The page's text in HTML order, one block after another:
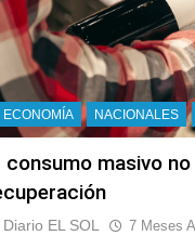
para consultar
obra teatral «Los
desvíos y operativo
ráfagas de viento:
propiedad
ECONOMÍA NACIONALES
consumo masivo
Diario EL SOL 7 Meses